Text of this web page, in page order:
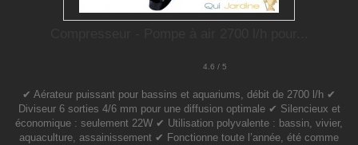
4.6 / 5
✔ Aérateur puissant pour bassins et aquariums, débit de 2700 l/h ✔
Diviseur 6 sorties 4/6 mm pour une diffusion optimale ✔ Silencieux et
économique : seulement 22W ✔ Utilisation polyvalente : bassin, vivier,
aquaculture, assainissement ✔ Fonctionne toute l’année, été comme